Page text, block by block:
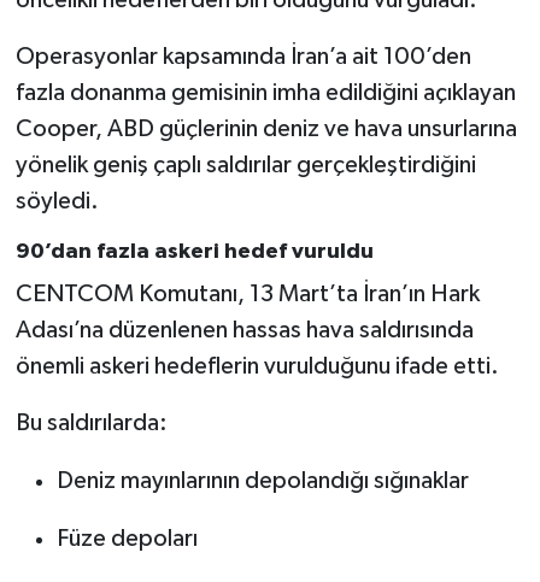
Operasyonlar kapsamında İran’a ait 100’den
fazla donanma gemisinin imha edildiğini açıklayan
Cooper, ABD güçlerinin deniz ve hava unsurlarına
yönelik geniş çaplı saldırılar gerçekleştirdiğini
söyledi.
90’dan fazla askeri hedef vuruldu
CENTCOM Komutanı, 13 Mart’ta İran’ın Hark
Adası’na düzenlenen hassas hava saldırısında
önemli askeri hedeflerin vurulduğunu ifade etti.
Bu saldırılarda:
Deniz mayınlarının depolandığı sığınaklar
Füze depoları